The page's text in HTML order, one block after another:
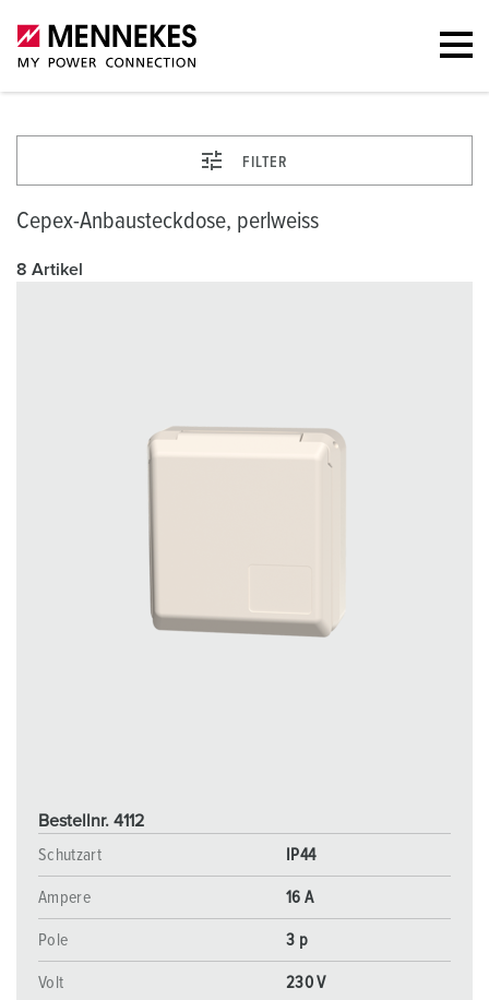
FILTER
Cepex-Anbausteckdose, perlweiss
8 Artikel
Bestellnr. 4112
Schutzart
IP44
Ampere 16 A
Pole 3 p
Volt 230 V